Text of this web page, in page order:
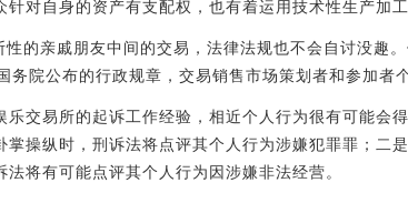
对自身的资产有支配权，也有着运用技术性生产加
的亲戚朋友中间的交易，法律法规也不会自讨没趣。
务院公布的行政规章，交易销售市场策划者和参加者
乐交易所的起诉工作经验，相近个人行为很有可能会
掌操纵时，刑诉法将点评其个人行为涉嫌犯罪罪；二
将有可能点评其个人行为因涉嫌非法经营。